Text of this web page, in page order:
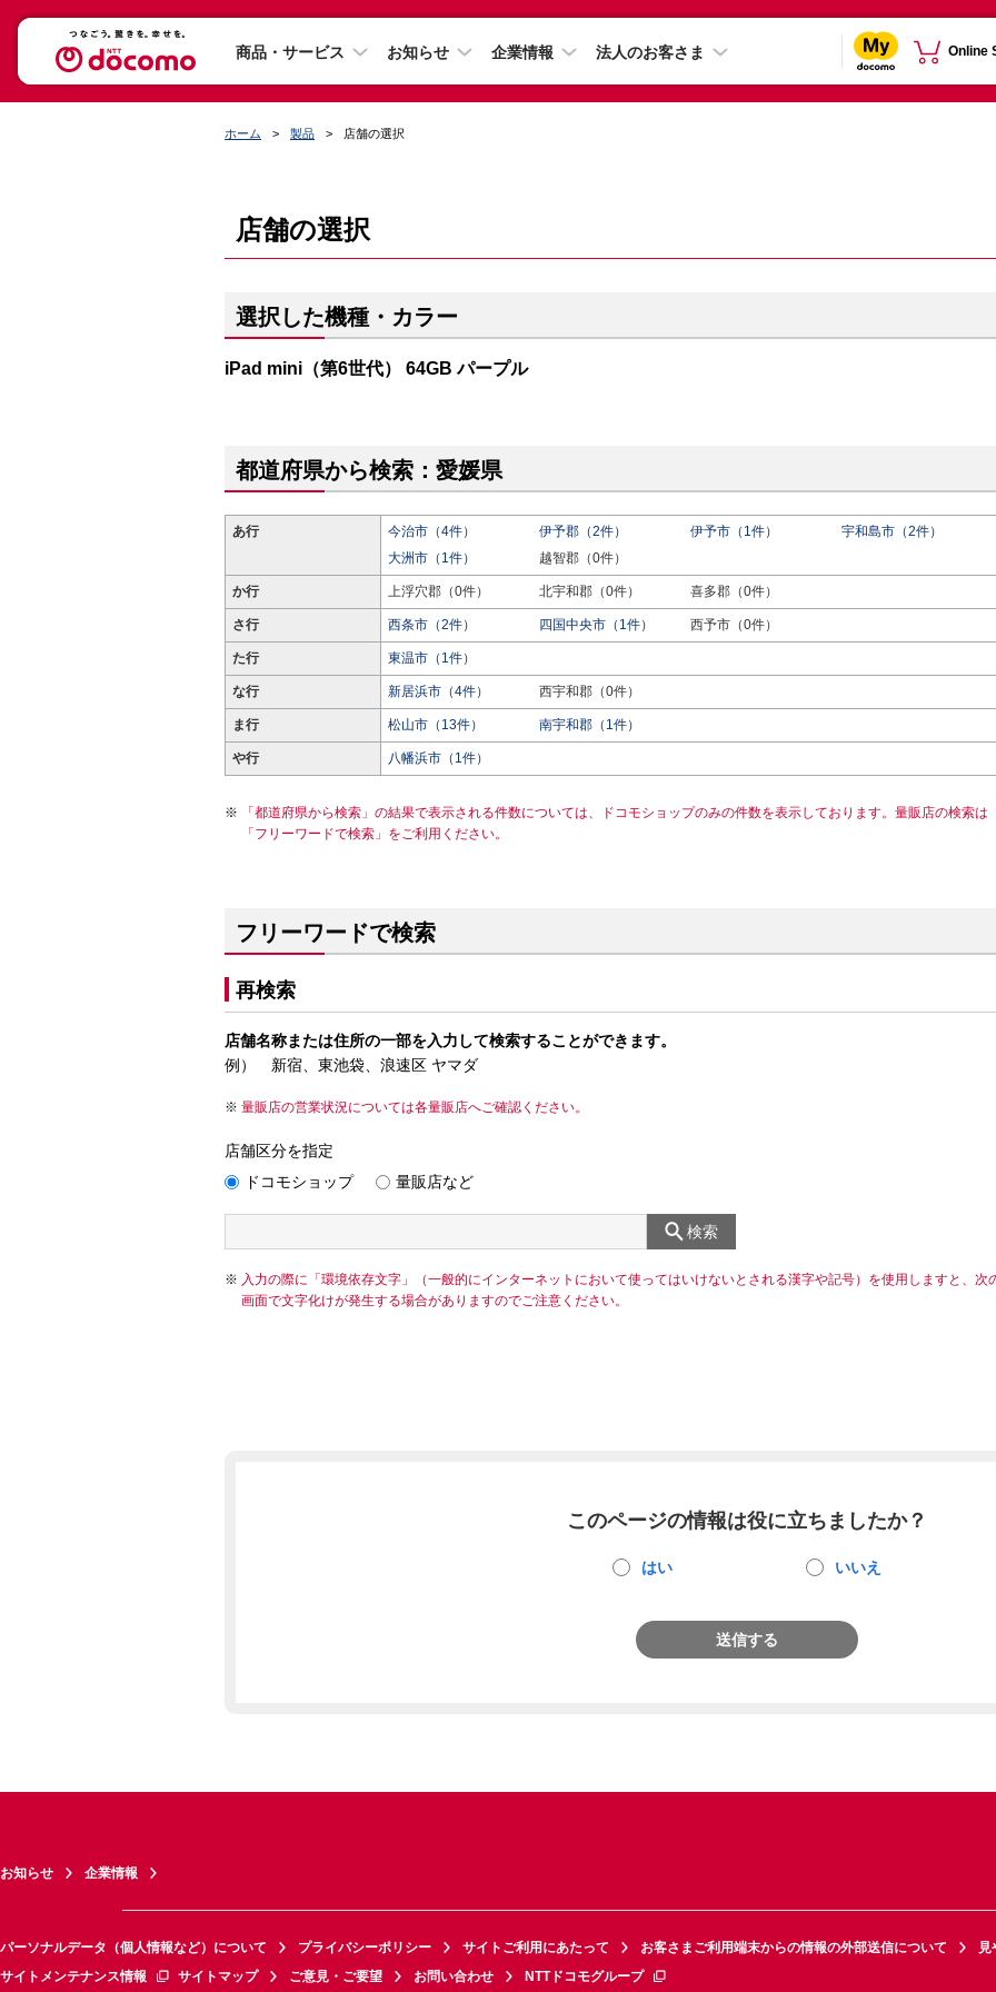
商品・サービス お知らせ 企業情報 法人のお客さま Online
ホーム 製品 店舗の選択
店舗の選択
選択した機種・カラー
iPad mini（第6世代） 64GB パープル
都道府県から検索：愛媛県
あ行 今治市（4件） 伊予郡（2件） 伊予市（1件）
宇和島市（2件）
大洲市（1件）
越智郡（0件）
か行 上浮穴郡（0件） 北宇和郡（0件） 喜多郡（0件）
さ行 西条市（2件） 四国中央市（1件） 西予市（0件）
た行 東温市（1件）
な行 新居浜市（4件） 西宇和郡（0件）
ま行 松山市（13件） 南宇和郡（1件）
や行 八幡浜市（1件）
「都道府県から検索」の結果で表示される件数については、ドコモショップのみの件数を表示しております。量販店の検索は
「フリーワードで検索」をご利用ください。
フリーワードで検索
再検索
店舗名称または住所の一部を入力して検索することができます。
例） 新宿、東池袋、浪速区 ヤマダ
量販店の営業状況については各量販店へご確認ください。
店舗区分を指定
ドコモショップ
量販店など
検索
入力の際に「環境依存文字」（一般的にインターネットにおいて使ってはいけないとされる漢字や記号）を使用しますと、次
画面で文字化けが発生する場合がありますのでご注意ください。
このページの情報は役に立ちましたか？
はい いいえ
送信する
お知らせ 企業情報
パーソナルデータ（個人情報など）について プライバシーポリシー サイトご利用にあたって お客さまご利用端末からの情報の外部送信について
見
サイトメンテナンス情報
サイトマップ ご意見・ご要望 お問い合わせ NTTドコモグループ